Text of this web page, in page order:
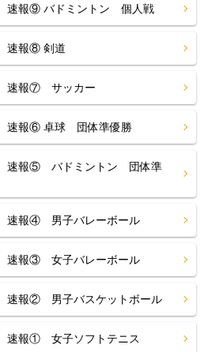
速報⑨ バドミントン 個人戦
速報⑧ 剣道
速報⑦ サッカー
速報⑥ 卓球 団体準優勝
速報⑤ バドミントン 団体準
速報④ 男子バレーボール
速報③ 女子バレーボール
速報② 男子バスケットボール
速報① 女子ソフトテニス